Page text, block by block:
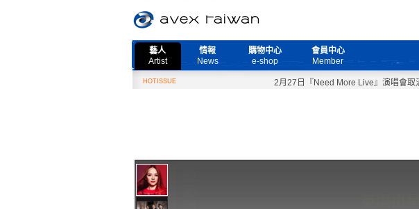
藝人
Artist
情報
News
購物中心
e-shop
會員中心
Member
HOTISSUE 2月27日『Need More Live』演唱會取消公告